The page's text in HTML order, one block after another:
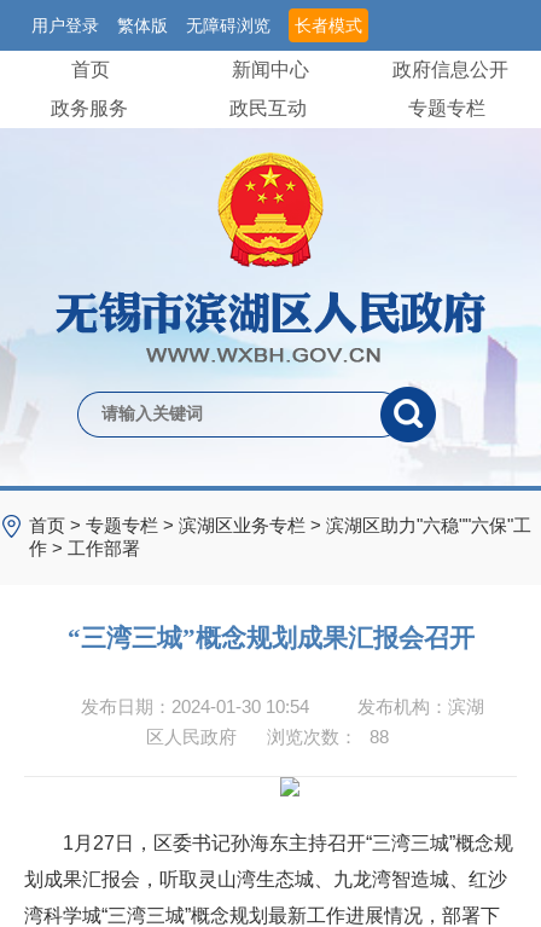
用户登录 繁体版 无障碍浏览 长者模式
首页 新闻中心
政府信息公开
政务服务
政民互动 专题专栏
首页 > 专题专栏 > 滨湖区业务专栏 > 滨湖区助力"六稳""六保"工
作 > 工作部署
“三湾三城”概念规划成果汇报会召开
发布日期：2024-01-30 10:54
发布机构：滨湖
区人民政府
浏览次数： 88
1月27日，区委书记孙海东主持召开“三湾三城”概念规
划成果汇报会，听取灵山湾生态城、九龙湾智造城、红沙
湾科学城“三湾三城”概念规划最新工作进展情况，部署下